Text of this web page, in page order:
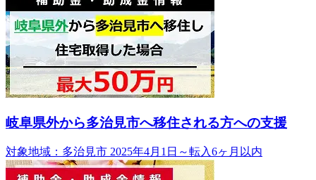
岐阜県外から多治見市へ移住される方への支援
対象地域：多治見市 2025年4月1日～転入6ヶ月以内